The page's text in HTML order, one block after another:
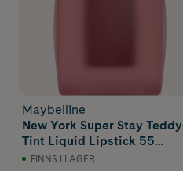
Maybelline
New York Super Stay Teddy
Tint Liquid Lipstick 55
Kneehigh 5 ml
FINNS I LAGER